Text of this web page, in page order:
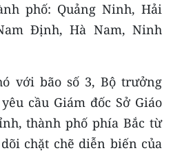
phố: Quảng Ninh, Hải
Định, Hà Nam, Ninh
với bão số 3, Bộ trưởng
cầu Giám đốc Sở Giáo
thành phố phía Bắc từ
chặt chẽ diễn biến của